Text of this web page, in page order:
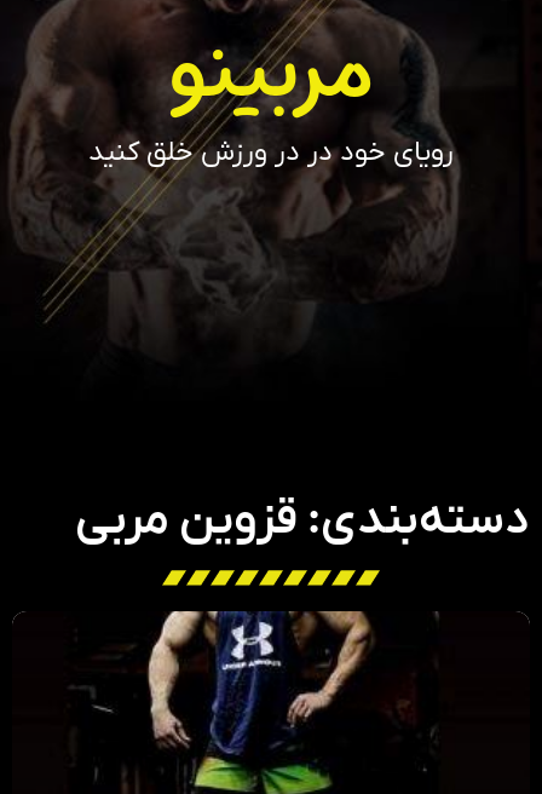
مربینو
رویای خود در در ورزش خلق کنید
دسته‌بندی: قزوین مربی